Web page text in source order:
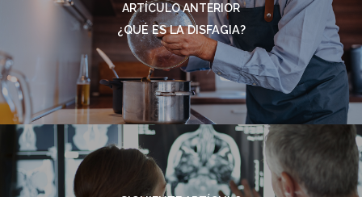
ARTÍCULO ANTERIOR
¿QUÉ ES LA DISFAGIA?